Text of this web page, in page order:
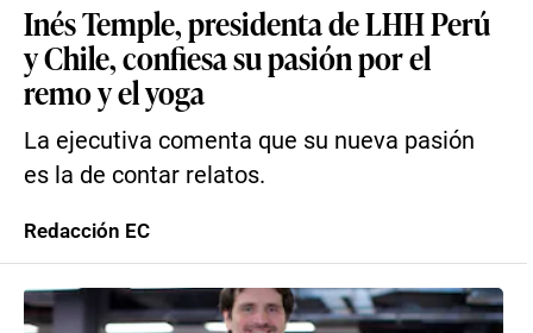
Inés Temple, presidenta de LHH Perú
y Chile, confiesa su pasión por el
remo y el yoga
La ejecutiva comenta que su nueva pasión
es la de contar relatos.
Redacción EC